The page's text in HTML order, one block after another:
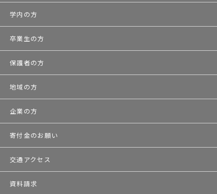
学内の方
卒業生の方
保護者の方
地域の方
企業の方
寄付金のお願い
交通アクセス
資料請求